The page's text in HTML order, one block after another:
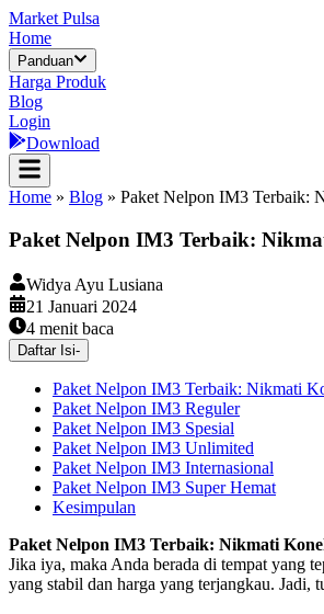
Market Pulsa
Home
Panduan
Harga Produk
Blog
Login
Download
Home » Blog » Paket Nelpon IM3 Terbaik:
Paket Nelpon IM3 Terbaik:
Widya Ayu Lusiana
21 Januari 2024
4 menit baca
Daftar Isi-
Paket Nelpon IM3 Terbaik: Nikmati
Paket Nelpon IM3 Reguler
Paket Nelpon IM3 Spesial
Paket Nelpon IM3 Unlimited
Paket Nelpon IM3 Internasional
Paket Nelpon IM3 Super Hemat
Kesimpulan
Paket Nelpon IM3 Terbaik: Nikmati
Jika iya, maka Anda berada di tempat yang
yang stabil dan harga yang terjangkau.